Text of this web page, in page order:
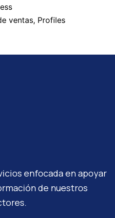
ventas, Profiles
enfocada en apoyar
de nuestros